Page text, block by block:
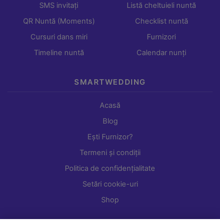
SMS invitați
QR Nuntă (Moments)
Cursuri dans miri
Timeline nuntă
Listă cheltuieli nuntă
Checklist nuntă
Furnizori
Calendar nunți
SMARTWEDDING
Acasă
Blog
Ești Furnizor?
Termeni și condiții
Politica de confidențialitate
Setări cookie-uri
Shop